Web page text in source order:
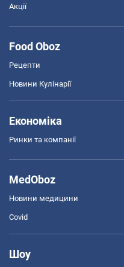
Акції
Food Oboz
Рецепти
Новини Кулінарії
Економіка
Ринки та компанії
MedOboz
Новини медицини
Covid
Шоу